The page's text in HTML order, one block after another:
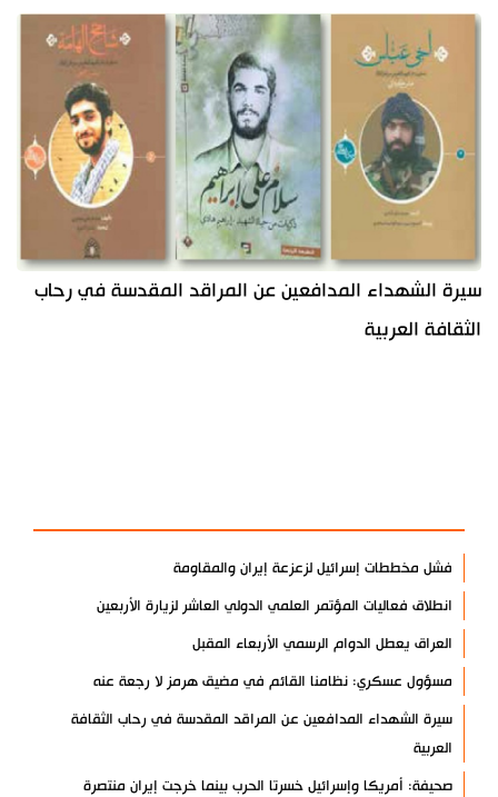
سيرة الشهداء المدافعين عن المراقد المقدسة في رحاب
الثقافة العربية
فشل مخططات إسرائيل لزعزعة إيران والمقاومة
انطلاق فعاليات المؤتمر العلمي الدولي العاشر لزيارة الأربعين
العراق يعطل الدوام الرسمي الأربعاء المقبل
مسؤول عسكري: نظامنا القائم في مضيق هرمز لا رجعة عنه
سيرة الشهداء المدافعين عن المراقد المقدسة في رحاب الثقافة
العربية
صحيفة: أمريكا وإسرائيل خسرتا الحرب بينما خرجت إيران منتصرة